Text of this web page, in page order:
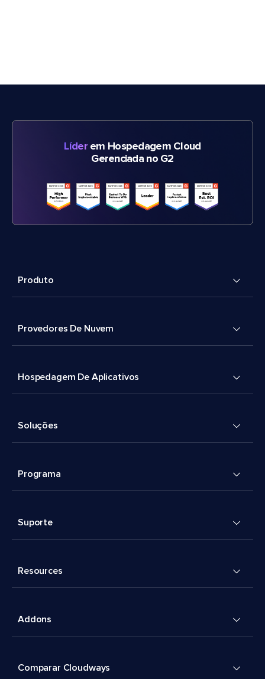
Líderem Hospedagem Cloud
Gerenciada no G2
Produto
Provedores De Nuvem
Hospedagem De Aplicativos
Soluções
Programa
Suporte
Resources
Addons
Comparar Cloudways